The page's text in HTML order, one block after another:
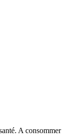
A consommer